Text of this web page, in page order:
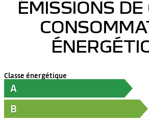
ÉMISSIONS
Classe énergétique
A
B